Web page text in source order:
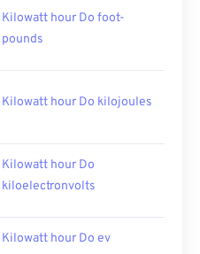
Kilowatt hour Do foot-
pounds
Kilowatt hour Do kilojoules
Kilowatt hour Do
kiloelectronvolts
Kilowatt hour Do ev